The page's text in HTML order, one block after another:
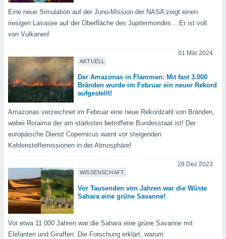
der
sind,
weiterhin
Sie
In
werden
die für die
der
Eine neue Simulation auf der Juno-Mission der NASA zeigt einen
riesigen Lavasee auf der Oberfläche des Jupitermondes... Er ist voll
von Vulkanen!
AKTUELL
01 Mär 2024
Der Amazonas in Flammen: Mit fast 3.000
Bränden wurde im Februar ein neuer Rekord
aufgestellt!
Amazonas verzeichnet im Februar eine neue Rekordzahl von Bränden,
wobei Roraima der am stärksten betroffene Bundesstaat ist! Der
europäische Dienst Copernicus warnt vor steigenden
Kohlenstoffemissionen in der Atmosphäre!
WISSENSCHAFT
28 Dez 2023
Vor Tausenden von Jahren war die Wüste
Sahara eine grüne Savanne!
Vor etwa 11 000 Jahren war die Sahara eine grüne Savanne mit
Elefanten und Giraffen. Die Forschung erklärt, warum.